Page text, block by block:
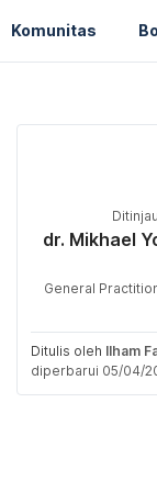
Komunitas
dr. Mikhael
General
Ditulis oleh Ilham
diperbarui 05/04/